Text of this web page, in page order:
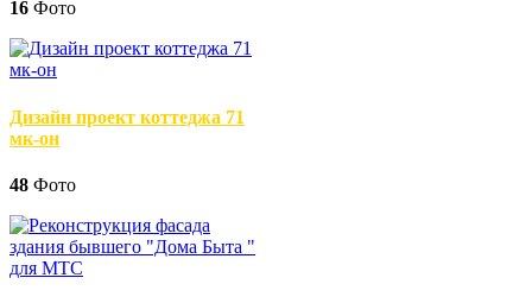
16 Фото
Дизайн проект коттеджа 71
мк-он
48 Фото